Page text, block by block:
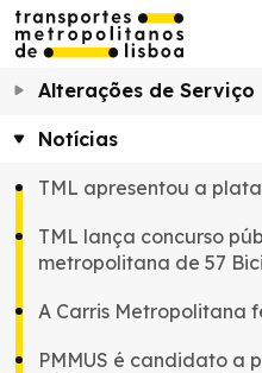
Alterações de Serviço
Notícias
TML apresentou a
TML lança concurso
metropolitana de 57
A Carris Metropolitana
PMMUS é candidato a